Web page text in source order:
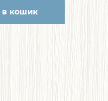
в кошик